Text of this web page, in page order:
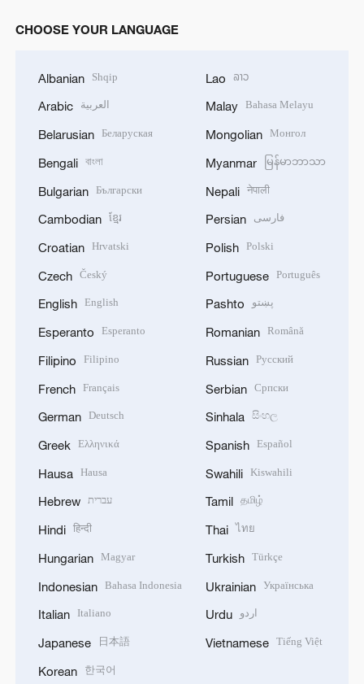
CHOOSE YOUR LANGUAGE
Albanian Shqip
Arabic العربية
Belarusian Беларуская
Bengali বাংলা
Bulgarian Български
Cambodian ខ្មែរ
Croatian Hrvatski
Czech Český
English English
Esperanto Esperanto
Filipino Filipino
French Français
German Deutsch
Greek Ελληνικά
Hausa Hausa
Hebrew עברית
Hindi हिन्दी
Hungarian Magyar
Indonesian Bahasa Indonesia
Italian Italiano
Japanese 日本語
Korean 한국어
Lao ລາວ
Malay Bahasa Melayu
Mongolian Монгол
Myanmar မြန်မာဘာသာ
Nepali नेपाली
Persian فارسی
Polish Polski
Portuguese Português
Pashto پښتو
Romanian Română
Russian Русский
Serbian Српски
Sinhala සිංහල
Spanish Español
Swahili Kiswahili
Tamil தமிழ்
Thai ไทย
Turkish Türkçe
Ukrainian Українська
Urdu اردو
Vietnamese Tiếng Việt